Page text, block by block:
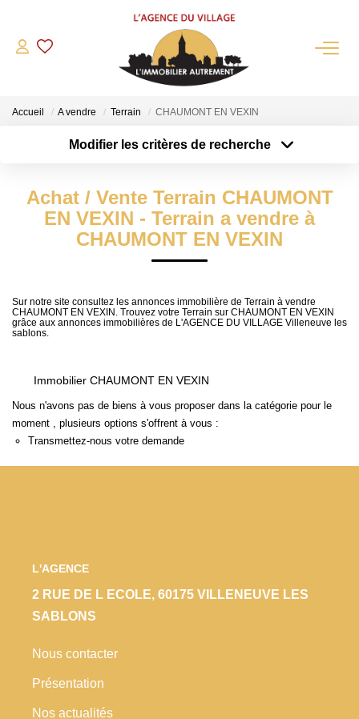
QUI SOMMES-NOUS?
L'agence
Notre Équipe
Nos Partenaires
NOS ACTUALITÉS
Maisons Anciennes
Locaux Commerciaux
Appartements
Terrains À Bâtir
Accueil A vendre Terrain CHAUMONT EN VEXIN
Modifier les critères de recherche
Sélectionnez...
Type de bien
Surface min
Achat / Vente Terrain CHAUMONT
EN VEXIN - Terrain a vendre à
CHAUMONT EN VEXIN
Sur notre site consultez les annonces immobilière de Terrain à vendre
CHAUMONT EN VEXIN. Trouvez votre Terrain sur CHAUMONT EN VEXIN
grâce aux annonces immobilières de L'AGENCE DU VILLAGE Villeneuve les
sablons.
Immobilier CHAUMONT EN VEXIN
Nous n'avons pas de biens à vous proposer dans la catégorie pour le
moment , plusieurs options s'offrent à vous :
Transmettez-nous votre demande
L'AGENCE
2 RUE DE L ECOLE, 60175 VILLENEUVE LES
SABLONS
Nous contacter
Présentation
Nos actualités